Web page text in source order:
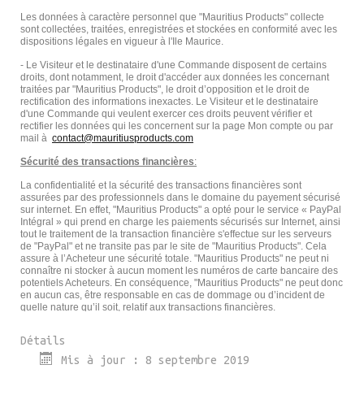
Les données à caractère personnel que "Mauritius Products" collecte
sont collectées, traitées, enregistrées et stockées en conformité avec les
dispositions légales en vigueur à l'Ile Maurice.
- Le Visiteur et le destinataire d'une Commande disposent de certains
droits, dont notamment, le droit d'accéder aux données les concernant
traitées par "Mauritius Products", le droit d’opposition et le droit de
rectification des informations inexactes. Le Visiteur et le destinataire
d'une Commande qui veulent exercer ces droits peuvent vérifier et
rectifier les données qui les concernent sur la page Mon compte ou par
mail à
Sécurité des transactions financières:
La confidentialité et la sécurité des transactions financières sont
assurées par des professionnels dans le domaine du payement sécurisé
sur internet. En effet, "Mauritius Products" a opté pour le service « PayPal
Intégral » qui prend en charge les paiements sécurisés sur Internet, ainsi
tout le traitement de la transaction financière s'effectue sur les serveurs
de "PayPal" et ne transite pas par le site de "Mauritius Products". Cela
assure à l’Acheteur une sécurité totale. "Mauritius Products" ne peut ni
connaître ni stocker à aucun moment les numéros de carte bancaire des
potentiels Acheteurs. En conséquence, "Mauritius Products" ne peut donc
en aucun cas, être responsable en cas de dommage ou d’incident de
quelle nature qu’il soit, relatif aux transactions financières.
Détails
Mis à jour : 8 septembre 2019